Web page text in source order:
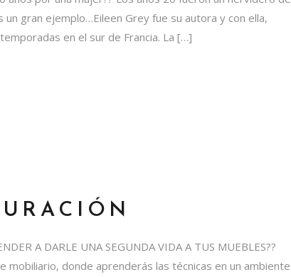
gran ejemplo…Eileen Grey fue su autora y con ella,
en el sur de Francia. La […]
A DARLE UNA SEGUNDA VIDA A TUS MUEBLES??
donde aprenderás las técnicas en un ambiente